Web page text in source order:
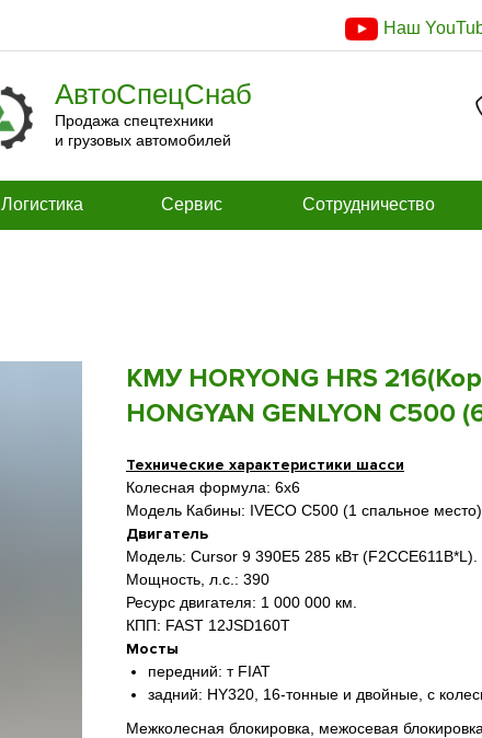
Продажа спецтехники
и грузовых автомобилей
АвтоСпецСнаб
Логистика Сервис Сотрудничество
Наш
КМУ HORYONG HRS
HONGYAN GENLYON C500
Технические характеристики шасси
Колесная формула: 6x6
Модель Кабины: IVECO С500 (1 спальное место)
Двигатель
Модель: Cursor 9 390E5 285 кВт (F2CCE611B*L).
Мощность, л.с.: 390
Ресурс двигателя: 1 000 000 км.
КПП: FAST 12JSD160T
Мосты
передний: т FIAT
задний: HY320, 16-тонные и двойные, с
Межколесная блокировка, межосевая блокировка.